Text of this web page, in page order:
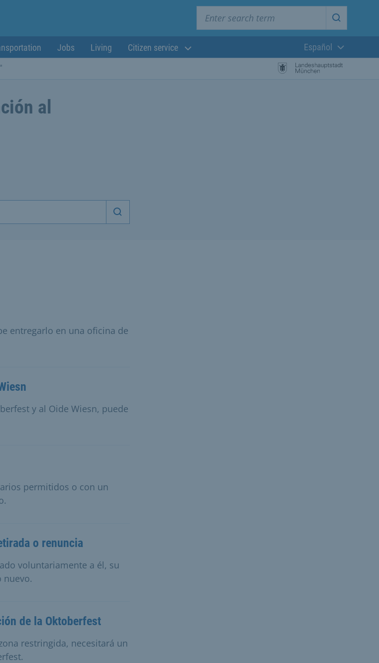
Start
Jobs Living Citizen service
Lengua actual:
Español
al
Iniciar búsqueda
entregarlo en una oficina de
y al Oide Wiesn, puede
permitidos o con un
o renuncia
voluntariamente a él, su
nuevo.
de la Oktoberfest
restringida, necesitará un